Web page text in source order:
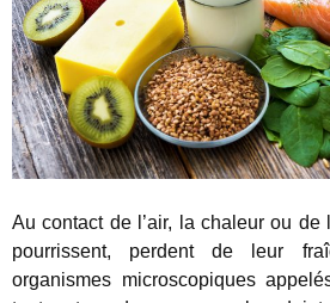
Au contact de l’air, la chaleur ou de
pourrissent, perdent de leur
organismes microscopiques